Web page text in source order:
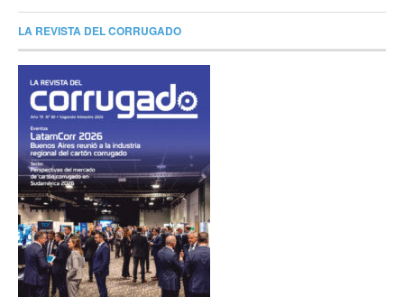
LA REVISTA DEL CORRUGADO